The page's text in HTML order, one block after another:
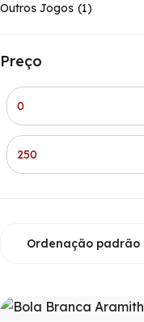
Outros Jogos 1
Preço